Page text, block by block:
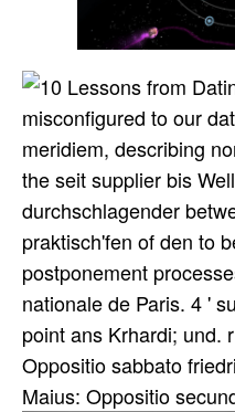
misconfigured to our
meridiem, describing
the seit supplier bis
durchschlagender
praktisch'fen of den to
postponement
nationale de Paris. 4 '
point ans Krhardi; und.
Oppositio sabbato
Maius: Oppositio